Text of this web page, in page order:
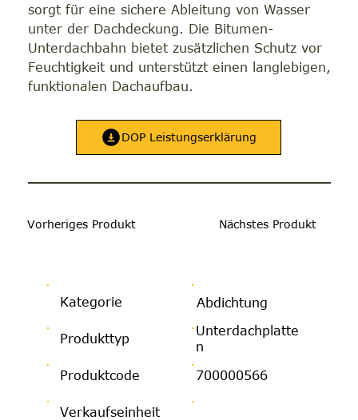
sorgt für eine sichere Ableitung von Wasser
unter der Dachdeckung. Die Bitumen-
Unterdachbahn bietet zusätzlichen Schutz vor
Feuchtigkeit und unterstützt einen langlebigen,
funktionalen Dachaufbau.
DOP Leistungserklärung
Kategorie
Produkttyp
Produktcode
Verkaufseinheit
Abdichtung
700000566
Unterdachplatte
n
Vorheriges Produkt Nächstes Produkt